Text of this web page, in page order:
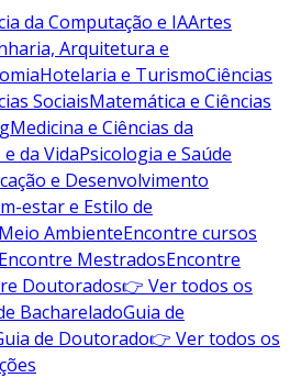
da Computação e IAArtes
Arquitetura e
Hotelaria e TurismoCiências
SociaisMatemática e Ciências
Medicina e Ciências da
da VidaPsicologia e Saúde
e Desenvolvimento
estar e Estilo de
AmbienteEncontre cursos
Encontre MestradosEncontre
Doutorados👉 Ver todos os
BachareladoGuia de
de Doutorado👉 Ver todos os